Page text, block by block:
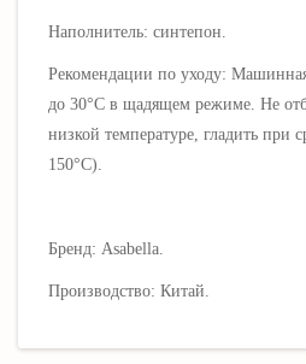
Наполнитель: синтепон.
Рекомендации по уходу:
до 30°C в щадящем режиме. Не
низкой температуре, гладить при
150°C).
Бренд: Asabella.
Производство: Китай.